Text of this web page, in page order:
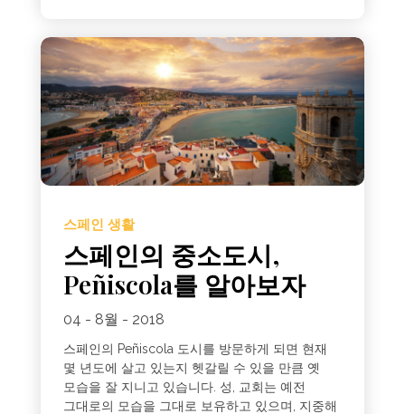
스페인 생활
스페인의 중소도시,
Peñiscola를 알아보자
04 - 8월 - 2018
스페인의 Peñiscola 도시를 방문하게 되면 현재
몇 년도에 살고 있는지 헷갈릴 수 있을 만큼 옛
모습을 잘 지니고 있습니다. 성, 교회는 예전
그대로의 모습을 그대로 보유하고 있으며, 지중해